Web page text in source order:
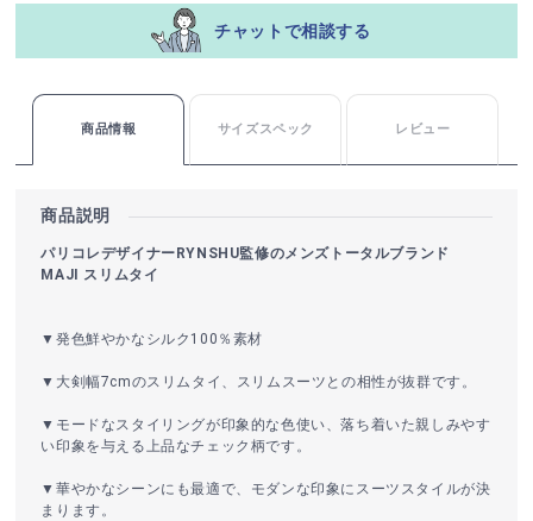
チャットで相談する
商品情報 サイズスペック レビュー
商品説明
パリコレデザイナーRYNSHU監修のメンズトータルブランド
MAJI スリムタイ
▼発色鮮やかなシルク100％素材
▼大剣幅7cmのスリムタイ、スリムスーツとの相性が抜群です。
▼モードなスタイリングが印象的な色使い、落ち着いた親しみやす
い印象を与える上品なチェック柄です。
▼華やかなシーンにも最適で、モダンな印象にスーツスタイルが決
まります。